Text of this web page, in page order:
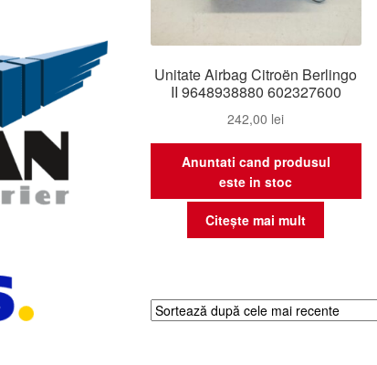
Unitate Airbag Citroën Berlingo
II 9648938880 602327600
242,00 lei
Anuntati cand produsul
este in stoc
Citește mai mult